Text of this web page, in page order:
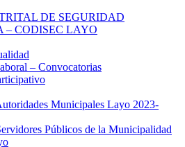
DE SEGURIDAD
– CODISEC LAYO
– Convocatorias
Municipales Layo 2023-
Públicos de la Municipalidad